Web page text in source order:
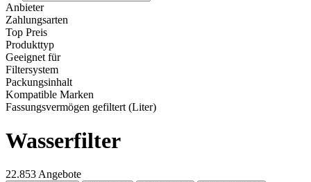
Anbieter
Zahlungsarten
Top Preis
Produkttyp
Geeignet für
Filtersystem
Packungsinhalt
Kompatible Marken
Fassungsvermögen gefiltert (Liter)
Wasserfilter
22.853 Angebote